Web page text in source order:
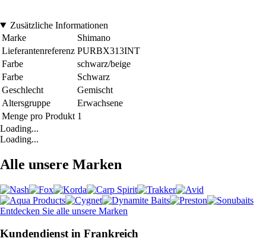
Zusätzliche Informationen
Marke
Shimano
Lieferantenreferenz PURBX313INT
Farbe
schwarz/beige
Farbe
Schwarz
Geschlecht
Gemischt
Altersgruppe
Erwachsene
Menge pro Produkt 1
Loading...
Loading...
Alle unsere Marken
Entdecken Sie alle unsere Marken
Kundendienst in Frankreich